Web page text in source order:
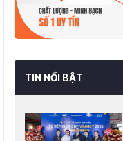
TIN NỔI BẬT